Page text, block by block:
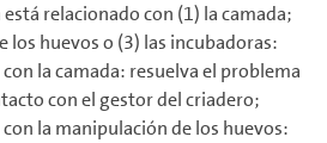
relacionado con (1) la camada;
los huevos o (3) las incubadoras:
la camada: resuelva el problema
con el gestor del criadero;
la manipulación de los huevos: